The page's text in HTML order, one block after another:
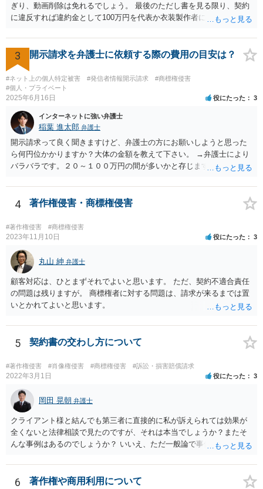
ぎり、動画削除は免れるでしょう。 最後のただし書を見る限り、契約
に違反すれば違約金として100万円を代表か衣装製作者に請求できると
しては少しはっきりしないように思います。 こちらからどの時点で打
って出るかはこちらに都合よく契約書を解釈して決めて良いと思いま
すが、裁判にもつれ込んだ場合、第三者の目から見て客観的にも条件
が守られないとはっきり言えるのは相手が削除請求をしたことが記録
上はっきりするとき（例えばYouTubeへの通報などにより動画を削除
させた時）となるかも知れません。 以上を前提に、まずは動画の配信
は合意に基づく正当な権利だと主張し、相手が反論や削除請求の通
報・裁判等をしてきたら弁護士に依頼して対応するとよいと考えま
す。
3 開示請求を弁護士に依頼する際の費用の目安は？
#ネット上の個人特定被害 #発信者情報開示請求
#商標権侵害
#個人・プライベート
2025年6月16日 役にたった 3
インターネットに強い弁護士
稲葉 進太郎 弁護士
開示請求って良く聞きますけど、弁護士の方にお願いしようと思った
ら何円位かかりますか？大体の金額を教えて下さい。 →弁護士により
バラバラです。２０～１００万円の間が多いかと存じます。
4 著作権侵害・商標権侵害
#著作権侵害 #商標権侵害
2023年11月10日 役にたった 3
丸山 紳 弁護士
顧客対応は、ひとまずそれでよいと思います。 ただ、契約不適合責任
の問題は残りますが。 商標権者に対する問題は、請求が来るまでは置
いとかれてよいと思います。
5 契約書の交わし方について
#著作権侵害 #肖像権侵害 #商標権侵害 #訴訟・損害賠償請求
2022年3月1日 役にたった 3
岡田 晃朝 弁護士
クライアント様と結んでも第三者に直接的に私が訴えられては効果が
全くないと法律相談で見たのですが、それは本当でしょうか？またそ
んな事例はあるのでしょうか？ いいえ、ただ一般論で事例は分かりま
6 著作権や商用利用について